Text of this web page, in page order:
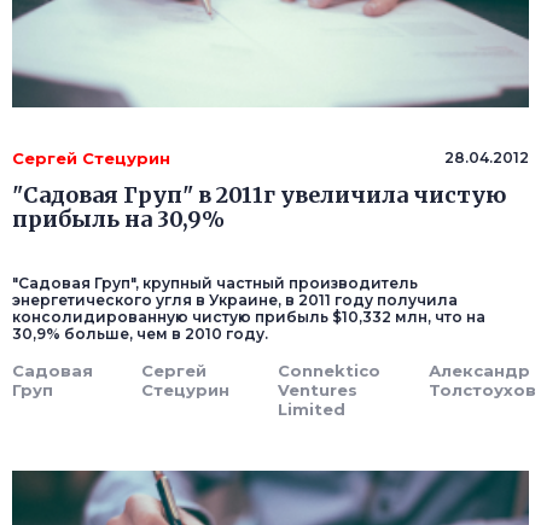
Сергей Стецурин 28.04.2012
"Садовая Груп" в 2011г увеличила чистую
прибыль на 30,9%
"Садовая Груп", крупный частный производитель
энергетического угля в Украине, в 2011 году получила
консолидированную чистую прибыль $10,332 млн, что на
30,9% больше, чем в 2010 году.
Садовая
Груп
Сергей
Стецурин
Connektico
Ventures
Limited
Александр
Толстоухов